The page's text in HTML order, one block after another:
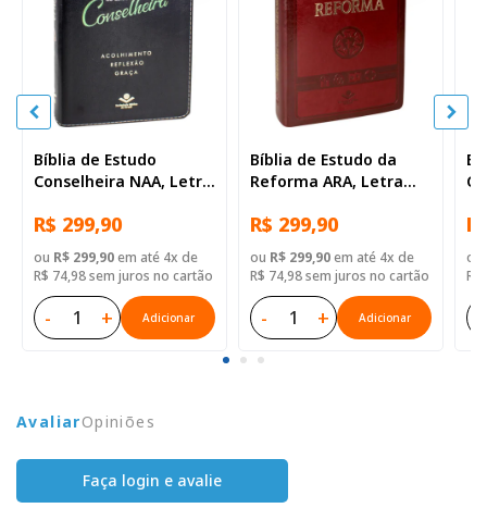
Bíblia de Estudo
Conselheira NAA, Letra
Capa Couro Sintético
Preta
R$ 299,90
ou R$ 299,90em até 4x de
R$ 74,98 sem juros no cartão
- + Adicionar
Bíblia de Estudo da
Reforma ARA, Letra
com índice, Capa Couro
Sintético Vinho
R$ 299,90
ou R$ 299,90em até 4x de
R$ 74,98 sem juros no cartão
- + Adicionar
ou
R$
AvaliarOpiniões
Faça login e avalie